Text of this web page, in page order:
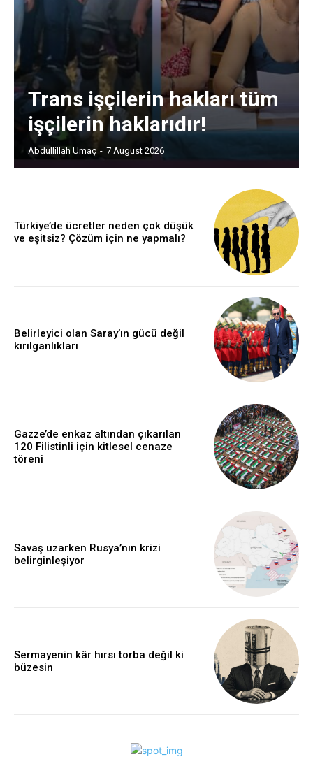
Trans işçilerin hakları tüm
işçilerin haklarıdır!
Abdullillah Umaç - 7 August 2026
Türkiye’de ücretler neden çok düşük
ve eşitsiz? Çözüm için ne yapmalı?
Belirleyici olan Saray’ın gücü değil
kırılganlıkları
Gazze’de enkaz altından çıkarılan
120 Filistinli için kitlesel cenaze
töreni
Savaş uzarken Rusya’nın krizi
belirginleşiyor
Sermayenin kâr hırsı torba değil ki
büzesin